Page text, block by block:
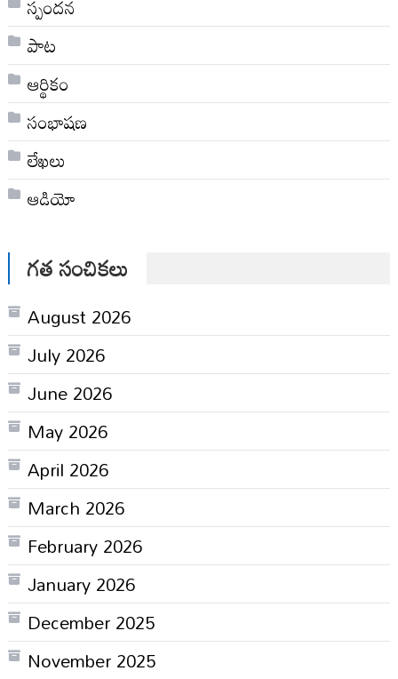
పాట
ఆర్థికం
సంభాషణ
లేఖలు
ఆడియో
గత సంచికలు
August 2026
July 2026
June 2026
May 2026
April 2026
March 2026
February 2026
January 2026
December 2025
November 2025